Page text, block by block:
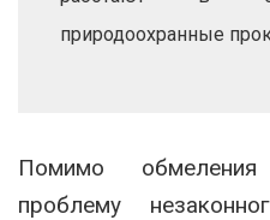
природоохранные
Помимо
проблему